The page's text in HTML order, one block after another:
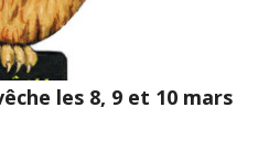
les 8, 9 et 10 mars